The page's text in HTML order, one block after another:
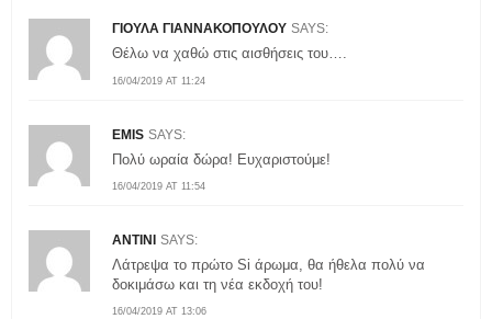
ΓΙΟΥΛΑ ΓΙΑΝΝΑΚΟΠΟΥΛΟΥ SAYS:
16/04/2019 AT 11:24
Θέλω να χαθώ στις αισθήσεις του….
EMIS SAYS:
16/04/2019 AT 11:54
Πολύ ωραία δώρα! Ευχαριστούμε!
ANTINI SAYS:
16/04/2019 AT 13:06
Λάτρεψα το πρώτο Si άρωμα, θα ήθελα πολύ να
δοκιμάσω και τη νέα εκδοχή του!